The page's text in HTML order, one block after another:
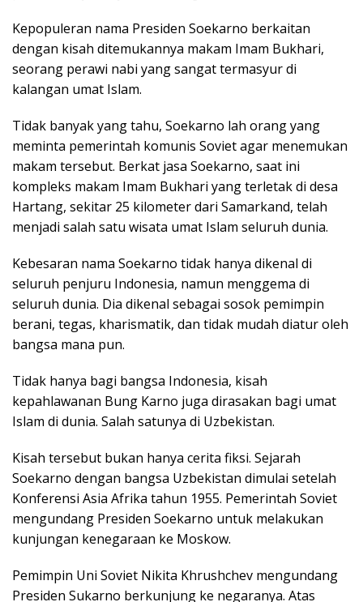
Kepopuleran nama Presiden Soekarno berkaitan
dengan kisah ditemukannya makam Imam Bukhari,
seorang perawi nabi yang sangat termasyur di
kalangan umat Islam.
Tidak banyak yang tahu, Soekarno lah orang yang
meminta pemerintah komunis Soviet agar menemukan
makam tersebut. Berkat jasa Soekarno, saat ini
kompleks makam Imam Bukhari yang terletak di desa
Hartang, sekitar 25 kilometer dari Samarkand, telah
menjadi salah satu wisata umat Islam seluruh dunia.
Kebesaran nama Soekarno tidak hanya dikenal di
seluruh penjuru Indonesia, namun menggema di
seluruh dunia. Dia dikenal sebagai sosok pemimpin
berani, tegas, kharismatik, dan tidak mudah diatur oleh
bangsa mana pun.
Tidak hanya bagi bangsa Indonesia, kisah
kepahlawanan Bung Karno juga dirasakan bagi umat
Islam di dunia. Salah satunya di Uzbekistan.
Kisah tersebut bukan hanya cerita fiksi. Sejarah
Soekarno dengan bangsa Uzbekistan dimulai setelah
Konferensi Asia Afrika tahun 1955. Pemerintah Soviet
mengundang Presiden Soekarno untuk melakukan
kunjungan kenegaraan ke Moskow.
Pemimpin Uni Soviet Nikita Khrushchev mengundang
Presiden Sukarno berkunjung ke negaranya. Atas